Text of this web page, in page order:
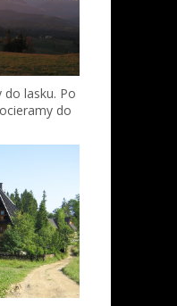
lasku. Po
do